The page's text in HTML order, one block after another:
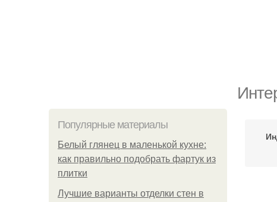
Популярные материалы
Белый глянец в маленькой кухне:
как правильно подобрать фартук из
плитки
Лучшие варианты отделки стен в